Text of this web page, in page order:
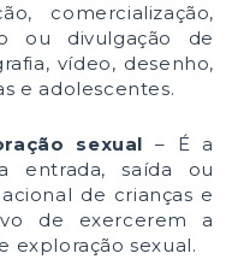
comercialização,
ou divulgação de
vídeo, desenho,
e adolescentes.
sexual – É a
entrada, saída ou
de crianças e
de exercerem a
exploração sexual.